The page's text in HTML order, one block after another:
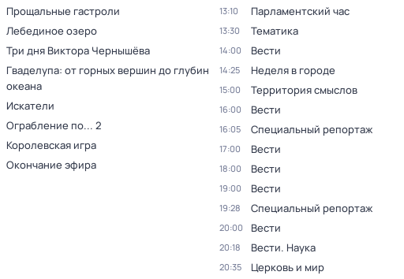
Прощальные гастроли
Лебединое озеро
Три дня Виктора Чернышёва
Гваделупа: от горных вершин до глубин
океана
Искатели
Ограбление по... 2
Королевская игра
Окончание эфира
13:10 Парламентский час
13:30 Тематика
14:00 Вести
14:25 Неделя в городе
15:00 Территория смыслов
16:00 Вести
16:05 Специальный репортаж
17:00 Вести
18:00 Вести
19:00 Вести
19:28 Специальный репортаж
20:00 Вести
20:18 Вести. Наука
20:35 Церковь и мир